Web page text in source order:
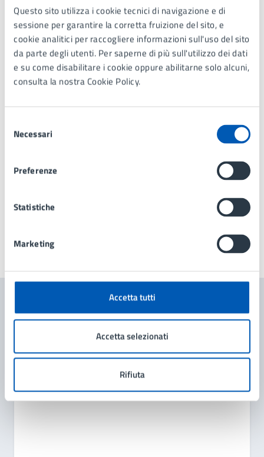
Questo sito utilizza i cookie tecnici di navigazione e di
sessione per garantire la corretta fruizione del sito, e
cookie analitici per raccogliere informazioni sull'uso del sito
da parte degli utenti. Per saperne di più sull'utilizzo dei dati
e su come disabilitare i cookie oppure abilitarne solo alcuni,
consulta la nostra Cookie Policy.
delNecessari
Preferenze
Statistiche
Marketing
Accetta tutti
Accetta selezionati
Rifiuta
EI TOWERS - 2 sezione opere
Delibera di Consiglio Comunale n. 2014/68 del
Contenuti correlati
Amministrazione
Giunta Comunale